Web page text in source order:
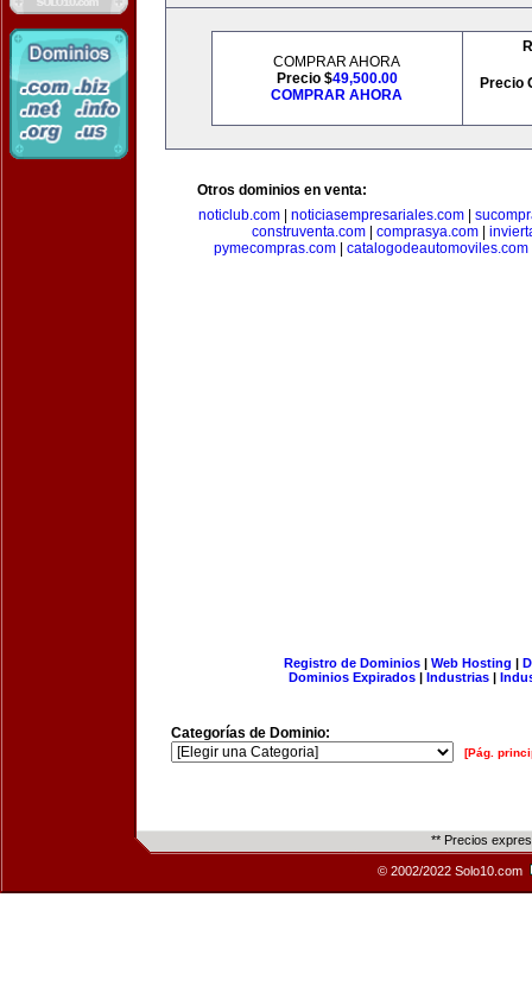
COMPRAR AHORA
Precio $49,500.00
COMPRAR AHORA
Precio
Otros dominios en venta:
noticlub.com| noticiasempresariales.com|
construventa.com| comprasya.com|
pymecompras.com| catalogodeautomoviles.com
Registro de Dominios| Web Hosting |
Dominios Expirados | Industrias |
Categorías de Dominio:
[Pág.
** Precios
© 2002/2022 Solo10.com